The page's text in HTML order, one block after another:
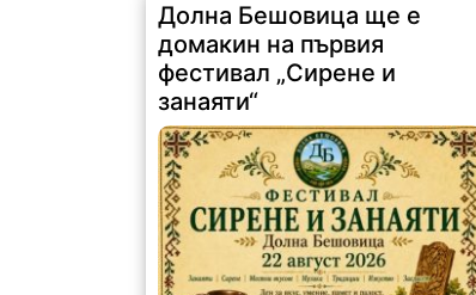
Долна Бешовица ще е
домакин на първия
фестивал „Сирене и
занаяти“